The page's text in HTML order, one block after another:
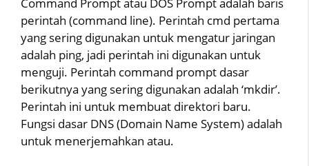
perintah (command line). Perintah cmd pertama
yang sering digunakan untuk mengatur jaringan
adalah ping, jadi perintah ini digunakan untuk
menguji. Perintah command prompt dasar
berikutnya yang sering digunakan adalah ‘mkdir’.
Perintah ini untuk membuat direktori baru.
Fungsi dasar DNS (Domain Name System) adalah
untuk menerjemahkan atau.